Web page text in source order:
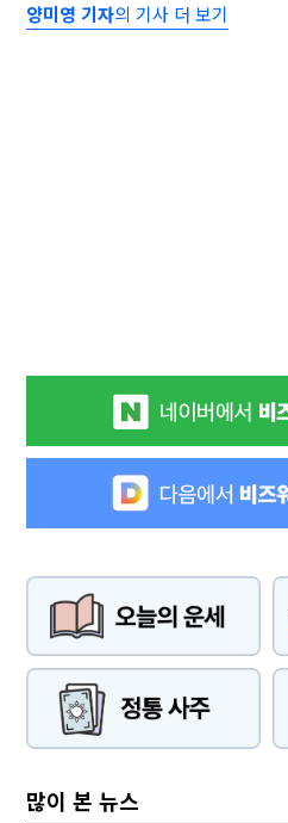
양미영 기자의 기사 더 보기
많이 본 뉴스